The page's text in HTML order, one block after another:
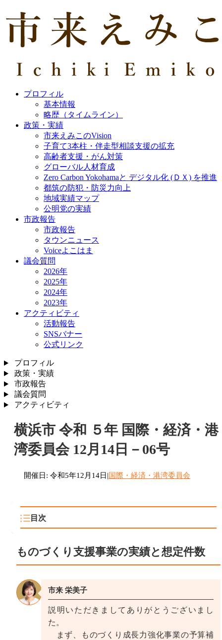
プロフィル
基本情報
略歴（タイムライン）
政策・実績
市来えみこのVision
子育て3本柱・伴走型相談支援の拡充
高齢者支援・がん対策
グローバル人材育成
Zero Carbon Yokohamaと デジタル化 (ＤＸ) を推進
都筑の防犯・防災力向上
地域実績マップ
公明党の実績
市政報告
市政報告
タウンニュース
Voiceよこはま
議会質問
2026年
2025年
2024年
2023年
アクティビティ
活動報告
SNSバナー
公式リンク
プロフィル
政策・実績
市政報告
議会質問
アクティビティ
横浜市 令和 ５年 国際・経済・港
湾委員会 12月14日－06号
開催日: 令和5年12月14日 | 国際・経済・港湾委員会
ものづくり支援事業の実績と想定件数
市来 栄美子
説明いただきましてありがとうございまし
た。
まず、ものづくり成長力強化事業の予算補
目次
プレミアム商品券電子化の背景と共通点